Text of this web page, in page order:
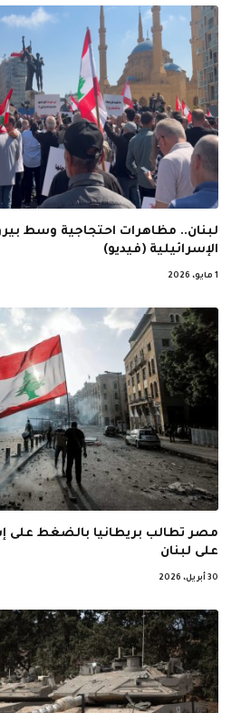
لبنان.. مظاهرات احتجاجية وسط
الإسرائيلية (فيديو)
1 مايو، 2026
مصر تطالب بريطانيا بالضغط على
على لبنان
30 أبريل، 2026